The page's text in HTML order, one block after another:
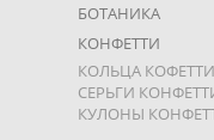
БОТАНИКА
КОНФЕТТИ
КОЛЬЦА КОФЕТТИ
СЕРЬГИ
КУЛОНЫ